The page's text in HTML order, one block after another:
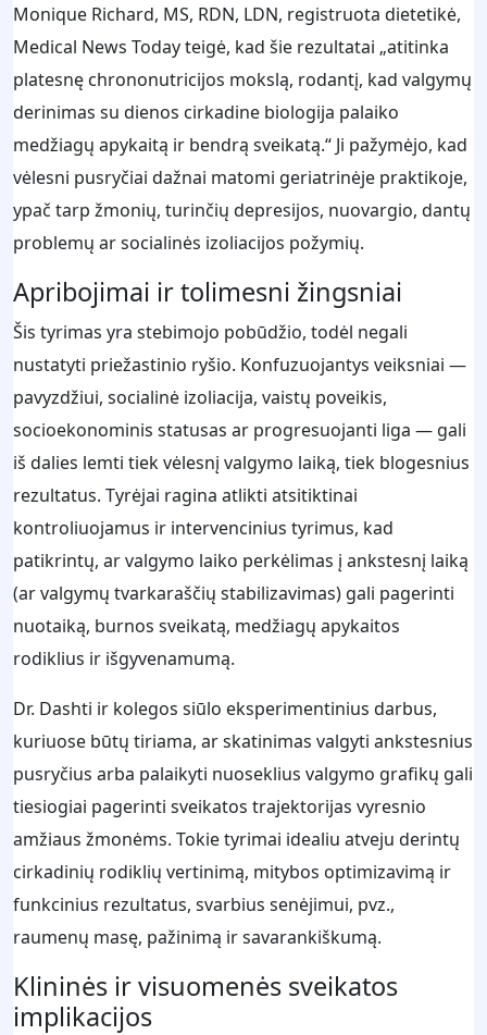
Monique Richard, MS, RDN, LDN, registruota dietetikė,
Medical News Today teigė, kad šie rezultatai „atitinka
platesnę chrononutricijos mokslą, rodantį, kad valgymų
derinimas su dienos cirkadine biologija palaiko
medžiagų apykaitą ir bendrą sveikatą.“ Ji pažymėjo, kad
vėlesni pusryčiai dažnai matomi geriatrinėje praktikoje,
ypač tarp žmonių, turinčių depresijos, nuovargio, dantų
problemų ar socialinės izoliacijos požymių.
Apribojimai ir tolimesni žingsniai
Šis tyrimas yra stebimojo pobūdžio, todėl negali
nustatyti priežastinio ryšio. Konfuzuojantys veiksniai —
pavyzdžiui, socialinė izoliacija, vaistų poveikis,
socioekonominis statusas ar progresuojanti liga — gali
iš dalies lemti tiek vėlesnį valgymo laiką, tiek blogesnius
rezultatus. Tyrėjai ragina atlikti atsitiktinai
kontroliuojamus ir intervencinius tyrimus, kad
patikrintų, ar valgymo laiko perkėlimas į ankstesnį laiką
(ar valgymų tvarkaraščių stabilizavimas) gali pagerinti
nuotaiką, burnos sveikatą, medžiagų apykaitos
rodiklius ir išgyvenamumą.
Dr. Dashti ir kolegos siūlo eksperimentinius darbus,
kuriuose būtų tiriama, ar skatinimas valgyti ankstesnius
pusryčius arba palaikyti nuoseklius valgymo grafikų gali
tiesiogiai pagerinti sveikatos trajektorijas vyresnio
amžiaus žmonėms. Tokie tyrimai idealiu atveju derintų
cirkadinių rodiklių vertinimą, mitybos optimizavimą ir
funkcinius rezultatus, svarbius senėjimui, pvz.,
raumenų masę, pažinimą ir savarankiškumą.
Klininės ir visuomenės sveikatos
implikacijos